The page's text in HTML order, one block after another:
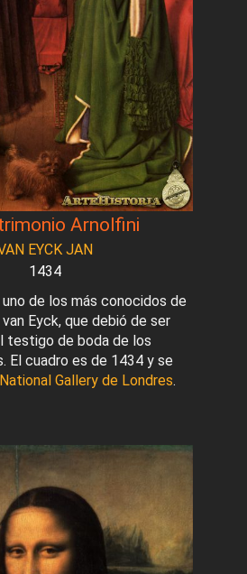
Arnolfini
EYCK JAN
1434
de los más conocidos de
Eyck, que debió de ser
testigo de boda de los
El cuadro es de 1434 y se
National Gallery de Londres.